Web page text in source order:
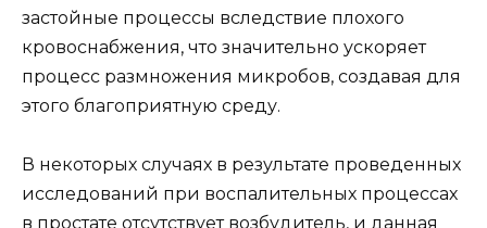
застойные процессы вследствие плохого
кровоснабжения, что значительно ускоряет
процесс размножения микробов, создавая для
этого благоприятную среду.
В некоторых случаях в результате проведенных
исследований при воспалительных процессах
в простате отсутствует возбудитель, и данная